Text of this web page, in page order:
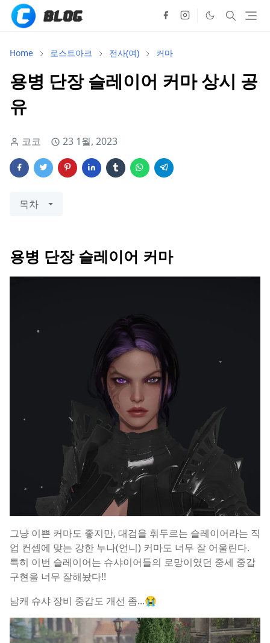
Home 로스트아크 전사(여) 커마
용병 단장 슬레이어 커마 상시 공
유
코코 23 1월, 2023
목차
용병 단장 슬레이어 커마
그냥 이쁜 커마도 좋지만, 대검을 휘두르는 슬레이어라는 직
업 컨셉에 맞는 강한 누나(언니) 커마도 너무 잘 어울린다.
특히 이번 슬레이어는 슈샤이어들의 로망이였던 중세 중갑
구현을 너무 잘해놨다!!
남캐 슈샤 장비 중갑도 개선 좀...😭